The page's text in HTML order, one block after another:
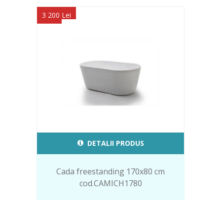
3 200 Lei
DETALII PRODUS
Cada freestanding 170x80 cm
cod.CAMICH1780